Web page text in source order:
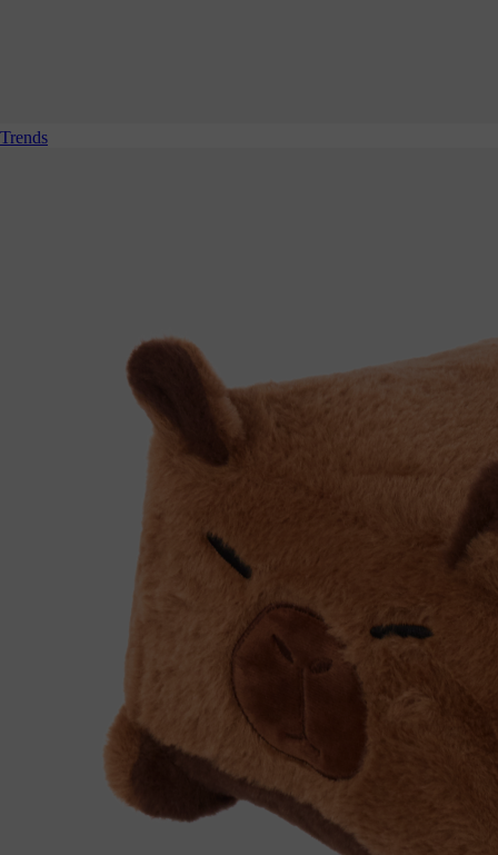
Trends